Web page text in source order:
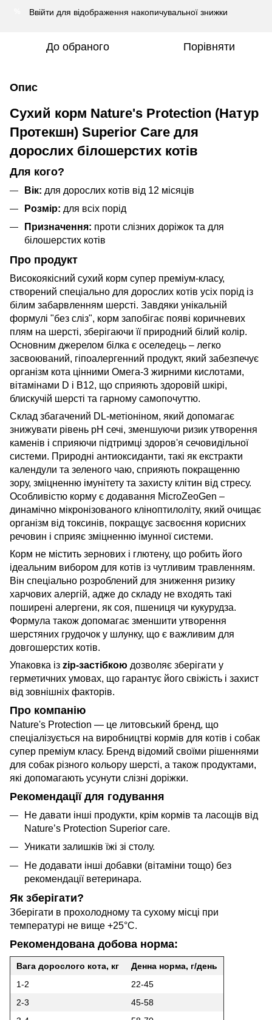
Ввійти для відображення накопичувальної знижки
До обраного Порівняти
Опис
Сухий корм Nature's Protection (Натур
Протекшн) Superior Care для
дорослих білошерстих котів
Для кого?
Вік: для дорослих котів від 12 місяців
Розмір: для всіх порід
Призначення: проти слізних доріжок та для
білошерстих котів
Про продукт
Високоякісний сухий корм супер преміум-класу,
створений спеціально для дорослих котів усіх порід із
білим забарвленням шерсті. Завдяки унікальній
формулі "без сліз", корм запобігає появі коричневих
плям на шерсті, зберігаючи її природний білий колір.
Основним джерелом білка є оселедець – легко
засвоюваний, гіпоалергенний продукт, який забезпечує
організм кота цінними Омега-3 жирними кислотами,
вітамінами D і B12, що сприяють здоровій шкірі,
блискучій шерсті та гарному самопочуттю.
Склад збагачений DL-метіоніном, який допомагає
знижувати рівень рН сечі, зменшуючи ризик утворення
каменів і сприяючи підтримці здоров'я сечовидільної
системи. Природні антиоксиданти, такі як екстракти
календули та зеленого чаю, сприяють покращенню
зору, зміцненню імунітету та захисту клітин від стресу.
Особливістю корму є додавання MicroZeoGen –
динамічно мікронізованого кліноптилоліту, який очищає
організм від токсинів, покращує засвоєння корисних
речовин і сприяє зміцненню імунної системи.
Корм не містить зернових і глютену, що робить його
ідеальним вибором для котів із чутливим травленням.
Він спеціально розроблений для зниження ризику
харчових алергій, адже до складу не входять такі
поширені алергени, як соя, пшениця чи кукурудза.
Формула також допомагає зменшити утворення
шерстяних грудочок у шлунку, що є важливим для
довгошерстих котів.
Упаковка із zip-застібкою дозволяє зберігати у
герметичних умовах, що гарантує його свіжість і захист
від зовнішніх факторів.
Про компанію
Nature's Protection — це литовський бренд, що
спеціалізується на виробництві кормів для котів і собак
супер преміум класу. Бренд відомий своїми рішеннями
для собак різного кольору шерсті, а також продуктами,
які допомагають усунути слізні доріжки.
Рекомендації для годування
Не давати інші продукти, крім кормів та ласощів від
Nature’s Protection Superior care.
Уникати залишків їжі зі столу.
Не додавати інші добавки (вітаміни тощо) без
рекомендації ветеринара.
Як зберігати?
Зберігати в прохолодному та сухому місці при
температурі не вище +25°C.
Рекомендована добова норма:
Вага дорослого кота, кг
Денна норма, г/день
1-2
22-45
2-3
45-58